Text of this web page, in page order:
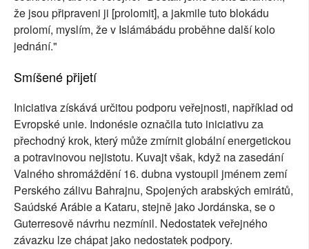
že jsou připraveni ji [prolomit], a jakmile tuto blokádu
prolomí, myslím, že v Islámábádu proběhne další kolo
jednání."
Smíšené přijetí
Iniciativa získává určitou podporu veřejnosti, například od
Evropské unie. Indonésie označila tuto iniciativu za
přechodný krok, který může zmírnit globální energetickou
a potravinovou nejistotu. Kuvajt však, když na zasedání
Valného shromáždění 16. dubna vystoupil jménem zemí
Perského zálivu Bahrajnu, Spojených arabských emirátů,
Saúdské Arábie a Kataru, stejně jako Jordánska, se o
Guterresově návrhu nezmínil. Nedostatek veřejného
závazku lze chápat jako nedostatek podpory.